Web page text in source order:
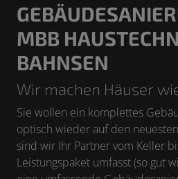
MBB
BAHNSEN
Wir machen Häuser
Sie wollen ein komplettes
optisch wieder auf den
sind wir Ihr Partner vom Keller
Leistungspaket umfasst (so gut